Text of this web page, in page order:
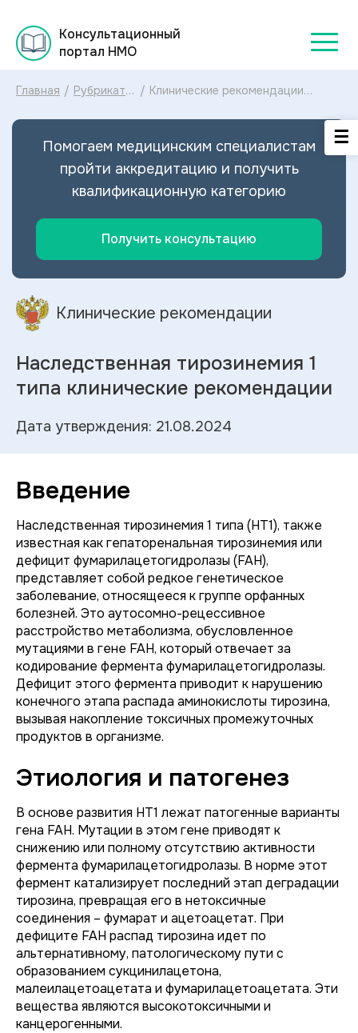
Консультационный
портал НМО
Главная / Рубрикатор
рекомендаций
/ Клинические рекомендации
типа МКБ-10: диагностика и
тирозинемии 1 типа 2024
Помогаем медицинским специалистам
пройти аккредитацию и получить
квалификационную категорию
Получить консультацию
Клинические рекомендации
Наследственная тирозинемия 1
типа клинические рекомендации
Дата утверждения: 21.08.2024
Введение
Наследственная тирозинемия 1 типа (НТ1), также
известная как гепаторенальная тирозинемия или
дефицит фумарилацетогидролазы (FAH),
представляет собой редкое генетическое
заболевание, относящееся к группе орфанных
болезней. Это аутосомно-рецессивное
расстройство метаболизма, обусловленное
мутациями в гене FAH, который отвечает за
кодирование фермента фумарилацетогидролазы.
Дефицит этого фермента приводит к нарушению
конечного этапа распада аминокислоты тирозина,
вызывая накопление токсичных промежуточных
продуктов в организме.
Этиология и патогенез
В основе развития НТ1 лежат патогенные варианты
гена FAH. Мутации в этом гене приводят к
снижению или полному отсутствию активности
фермента фумарилацетогидролазы. В норме этот
фермент катализирует последний этап деградации
тирозина, превращая его в нетоксичные
соединения – фумарат и ацетоацетат. При
дефиците FAH распад тирозина идет по
альтернативному, патологическому пути с
образованием сукцинилацетона,
малеилацетоацетата и фумарилацетоацетата. Эти
вещества являются высокотоксичными и
канцерогенными.